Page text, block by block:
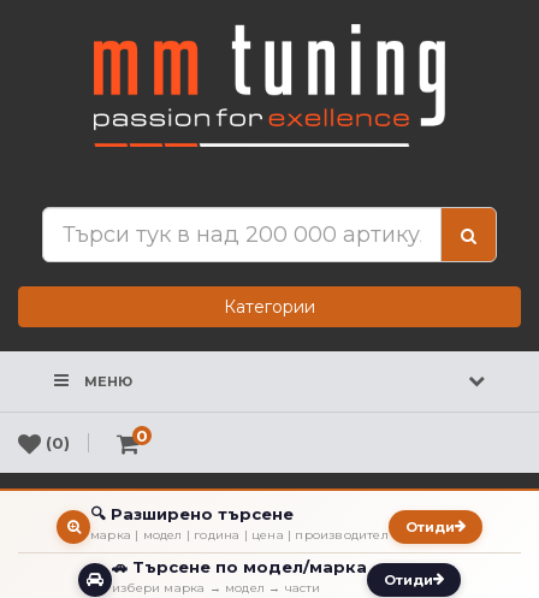
Категории
МЕНЮ
(0) 0
🔍 Разширено търсене
марка | модел | година | цена | производител Отиди
🚗 Търсене по модел/марка
избери марка → модел → части Отиди